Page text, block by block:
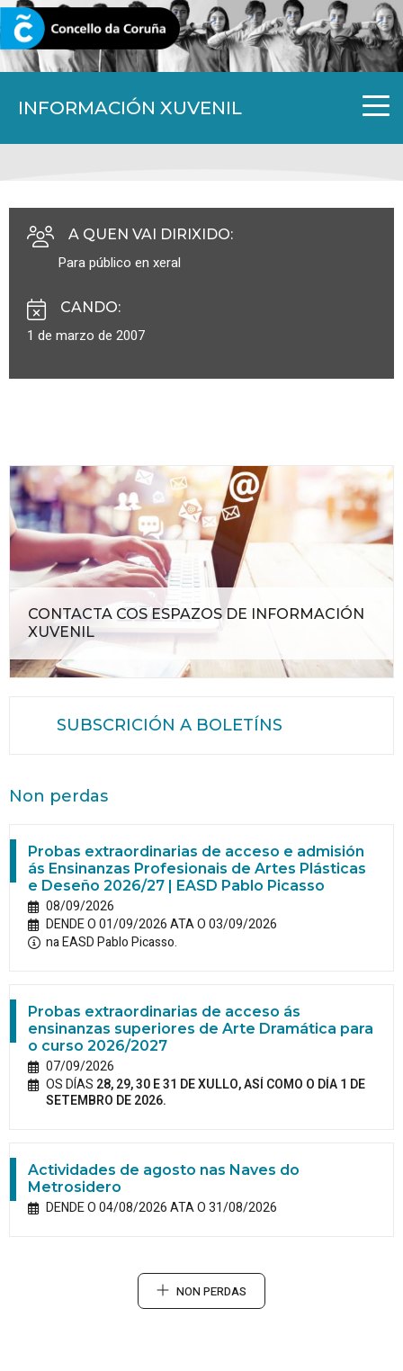
INFORMACIÓN XUVENIL
CORUNA.GAL
A QUEN VAI DIRIXIDO:
Para público en xeral
CANDO:
1 de marzo de 2007
CONTACTA COS ESPAZOS DE INFORMACIÓN
XUVENIL
SUBSCRICIÓN A BOLETÍNS
Non perdas
Probas extraordinarias de acceso e admisión
ás Ensinanzas Profesionais de Artes Plásticas
e Deseño 2026/27 | EASD Pablo Picasso
08/09/2026
DENDE O 01/09/2026 ATA O 03/09/2026
na EASD Pablo Picasso.
Probas extraordinarias de acceso ás
ensinanzas superiores de Arte Dramática para
o curso 2026/2027
07/09/2026
OS DÍAS 28, 29, 30 E 31 DE XULLO, ASÍ COMO O DÍA 1 DE
SETEMBRO DE 2026.
Actividades de agosto nas Naves do
Metrosidero
DENDE O 04/08/2026 ATA O 31/08/2026
NON PERDAS